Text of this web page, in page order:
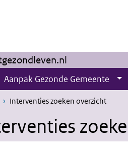
Aanpak Gezonde Gemeente
Interventies zoeken overzicht